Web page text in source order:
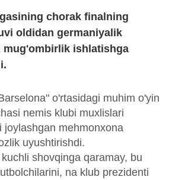
chorak finalning
oldidan germaniyalik
mug'ombirlik ishlatishga
o'rtasidagi muhim o'yin
nemis klubi muxlislari
joylashgan mehmonxona
uyushtirishdi.
shovqinga qaramay, bu
na klub prezidenti